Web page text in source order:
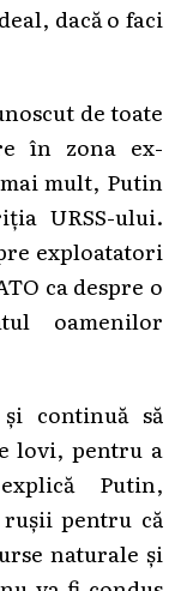
dacă o faci
de toate
în zona ex-
mult, Putin
URSS-ului.
exploatatori
ca despre o
oamenilor
continuă să
lovi, pentru a
Putin,
pentru că
naturale și